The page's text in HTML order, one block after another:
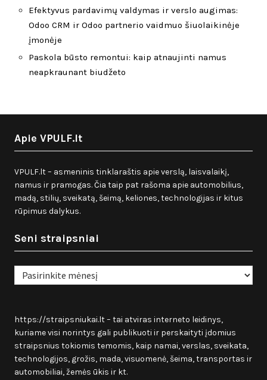
Efektyvus pardavimų valdymas ir verslo augimas:
Odoo CRM ir Odoo partnerio vaidmuo šiuolaikinėje
įmonėje
Paskola būsto remontui: kaip atnaujinti namus
neapkraunant biudžeto
Apie VPULF.lt
VPULF.lt – asmeninis tinklaraštis apie verslą, laisvalaikį,
namus ir pramogas. Čia taip pat rašoma apie automobilius,
madą, stilių, sveikatą, šeimą, keliones, technologijas ir kitus
rūpimus dalykus.
Seni straipsniai
Seni
straipsniai
https://straipsniukai.lt– tai atviras interneto leidinys,
kuriame visi norintys gali publikuoti ir perskaityti įdomius
straipsnius tokiomis temomis, kaip namai, verslas, sveikata,
technologijos, grožis, mada, visuomenė, šeima, transportas ir
automobiliai, žemės ūkis ir kt.